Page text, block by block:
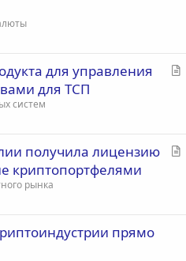
С
я
для управления
для ТСП
систем
С
получила лицензию
криптопортфелями
рынка
прямо